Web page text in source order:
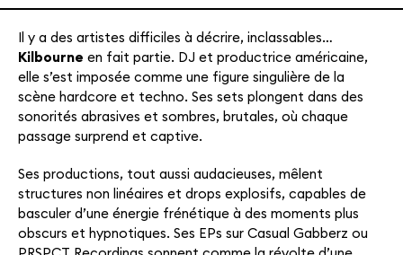
Il y a des artistes difficiles à décrire, inclassables…
Kilbourne en fait partie. DJ et productrice américaine,
elle s’est imposée comme une figure singulière de la
scène hardcore et techno. Ses sets plongent dans des
sonorités abrasives et sombres, brutales, où chaque
passage surprend et captive.
Ses productions, tout aussi audacieuses, mêlent
structures non linéaires et drops explosifs, capables de
basculer d’une énergie frénétique à des moments plus
obscurs et hypnotiques. Ses EPs sur Casual Gabberz ou